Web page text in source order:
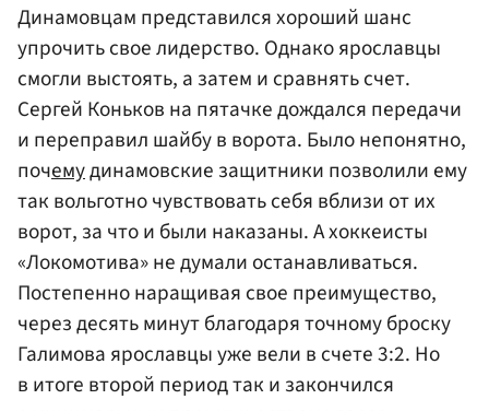
Динамовцам представился хороший шанс
упрочить свое лидерство. Однако ярославцы
смогли выстоять, а затем и сравнять счет.
Сергей Коньков на пятачке дождался передачи
и переправил шайбу в ворота. Было непонятно,
почемудинамовские защитники позволили ему
так вольготно чувствовать себя вблизи от их
ворот, за что и были наказаны. А хоккеисты
«Локомотива» не думали останавливаться.
Постепенно наращивая свое преимущество,
через десять минут благодаря точному броску
Галимова ярославцы уже вели в счете 3:2. Но
в итоге второй период так и закончился